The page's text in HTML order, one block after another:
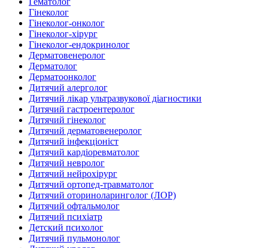
Гінеколог
Гінеколог-онколог
Гінеколог-хірург
Гінеколог-ендокринолог
Дерматовенеролог
Дерматолог
Дерматоонколог
Дитячий алерголог
Дитячий лікар ультразвукової діагностики
Дитячий гастроентеролог
Дитячий гінеколог
Дитячий дерматовенеролог
Дитячий інфекціоніст
Дитячий кардіоревматолог
Дитячий невролог
Дитячий нейрохірург
Дитячий ортопед-травматолог
Дитячий оториноларинголог (ЛОР)
Дитячий офтальмолог
Дитячий психіатр
Детский психолог
Дитячий пульмонолог